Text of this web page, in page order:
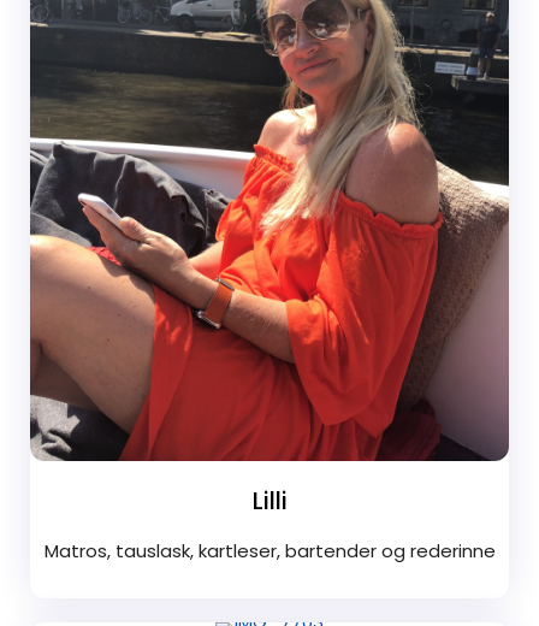
Lilli
Matros, tauslask, kartleser, bartender og rederinne